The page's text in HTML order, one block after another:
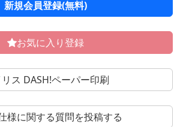
新規会員登録(無料)
お気に入り登録
ス DASH!ペーパー印刷
様に関する質問を投稿する